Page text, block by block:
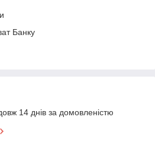
Банку
14 днів за домовленістю